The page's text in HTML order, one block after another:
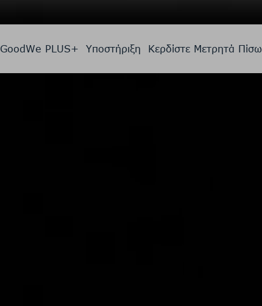
GoodWe PLUS+ Υποστήριξη Κερδίστε Μετρητά Πίσω